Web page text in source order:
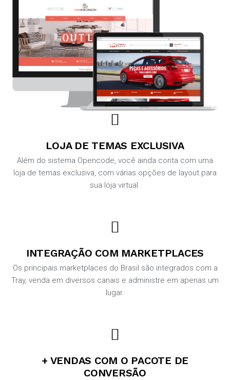
LOJA DE TEMAS EXCLUSIVA
Além do sistema Opencode, você ainda conta com uma
loja de temas exclusiva, com várias opções de layout para
sua loja virtual.
INTEGRAÇÃO COM MARKETPLACES
Os principais marketplaces do Brasil são integrados com a
Tray, venda em diversos canais e administre em apenas um
lugar.
+ VENDAS COM O PACOTE DE
CONVERSÃO